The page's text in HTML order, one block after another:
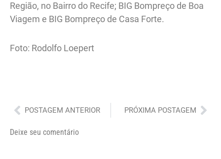
Região, no Bairro do Recife; BIG Bompreço de Boa
Viagem e BIG Bompreço de Casa Forte.
Foto: Rodolfo Loepert
Anterior
POSTAGEM ANTERIOR PRÓXIMA POSTAGEM
Deixe seu comentário